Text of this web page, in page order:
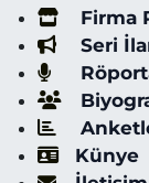
Firma
Seri
Künye